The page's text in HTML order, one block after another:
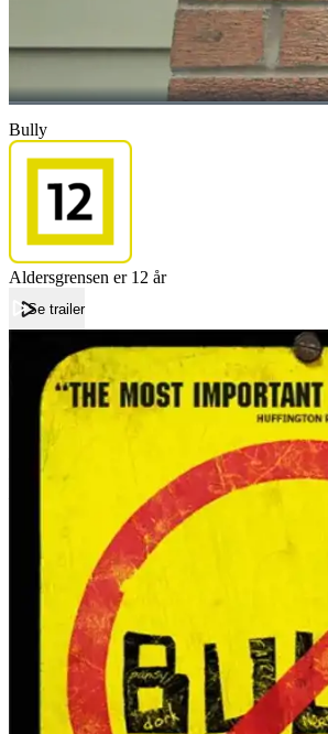
Bully
Aldersgrensen er 12 år
Se trailer
Bully
Bully
Film
Forfatter:
Norgesfilm AS
Hvert eneste år blir 13 millioner unge
klasserom, skolebusser og kantiner, gir et
sine plageånder med våpen. Bully er ikke
frem for retten til å være annerledes.
01.12.2024